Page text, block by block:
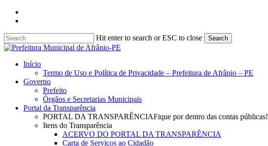
Skip
content
Hit enter to search or ESC to close Search
Close
search
Menu
Início
Termo de Uso e Política de Privacidade – Prefeitura de Afrânio – PE
Governo
Prefeito
Órgãos e Secretarias Municipais
Portal da Transparência
PORTAL DA TRANSPARÊNCIAFique por dentro das contas públicas!
Itens do Transparência
ACERVO DO PORTAL DA TRANSPARÊNCIA
Carta de Serviços ao Cidadão